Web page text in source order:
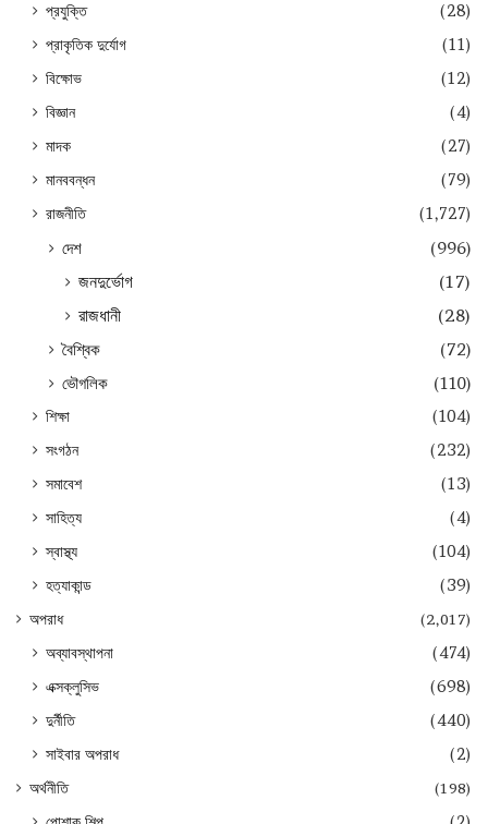
প্রযুক্তি
(28)
প্রাকৃতিক দুর্যোগ
(11)
বিক্ষোভ
(12)
বিজ্ঞান
(4)
মাদক
(27)
মানববন্ধন
(79)
রাজনীতি
(1,727)
দেশ
(996)
জনদুর্ভোগ
(17)
রাজধানী
(28)
বৈশ্বিক
(72)
ভৌগলিক
(110)
শিক্ষা
(104)
সংগঠন
(232)
সমাবেশ
(13)
সাহিত্য
(4)
স্বাস্থ্য
(104)
হত্যাকান্ড
(39)
অপরাধ (2,017)
অব্যাবস্থাপনা
(474)
এক্সক্লুসিভ
(698)
দুর্নীতি
(440)
সাইবার অপরাধ
(2)
অর্থনীতি (198)